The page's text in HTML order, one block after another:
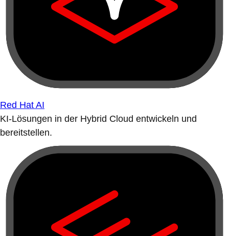
Red Hat AI
KI-Lösungen in der Hybrid Cloud entwickeln und
bereitstellen.